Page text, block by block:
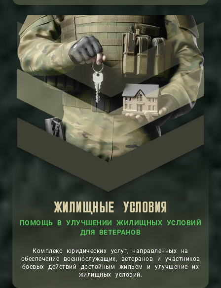
ЖИЛИЩНЫЕ УСЛОВИЯ
ПОМОЩЬ В УЛУЧШЕНИИ ЖИЛИЩНЫХ УСЛОВИЙ
ДЛЯ ВЕТЕРАНОВ
Комплекс юридических услуг, направленных на
обеспечение военнослужащих, ветеранов и участников
боевых действий достойным жильем и улучшение их
жилищных условий.